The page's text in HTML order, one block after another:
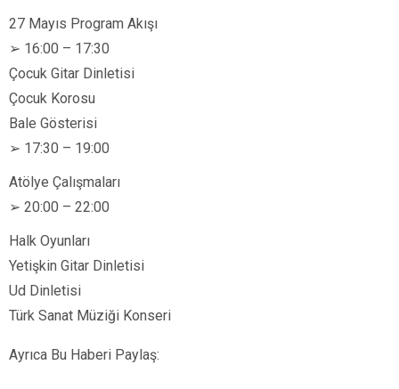
27 Mayıs Program Akışı
➢ 16:00 – 17:30
Çocuk Gitar Dinletisi
Çocuk Korosu
Bale Gösterisi
➢ 17:30 – 19:00
Atölye Çalışmaları
➢ 20:00 – 22:00
Halk Oyunları
Yetişkin Gitar Dinletisi
Ud Dinletisi
Türk Sanat Müziği Konseri
Ayrıca Bu Haberi Paylaş: